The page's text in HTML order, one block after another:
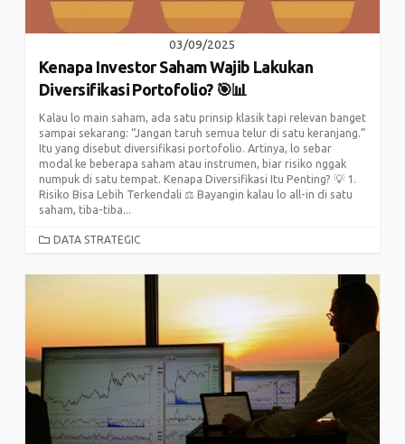
03/09/2025
Kenapa Investor Saham Wajib Lakukan
Diversifikasi Portofolio? 🎯📊
Kalau lo main saham, ada satu prinsip klasik tapi relevan banget
sampai sekarang: “Jangan taruh semua telur di satu keranjang.”
Itu yang disebut diversifikasi portofolio. Artinya, lo sebar
modal ke beberapa saham atau instrumen, biar risiko nggak
numpuk di satu tempat. Kenapa Diversifikasi Itu Penting? 💡 1.
Risiko Bisa Lebih Terkendali ⚖️ Bayangin kalau lo all-in di satu
saham, tiba-tiba...
CATEGORIES
DATA STRATEGIC